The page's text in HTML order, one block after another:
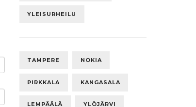
YLEISURHEILU
TAMPERE NOKIA
PIRKKALA KANGASALA
LEMPÄÄLÄ YLÖJÄRVI